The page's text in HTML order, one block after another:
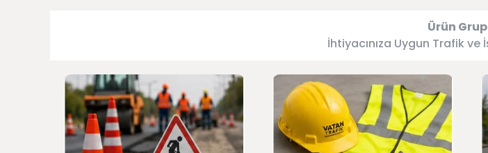
Ürün
İhtiyacınıza Uygun Trafik